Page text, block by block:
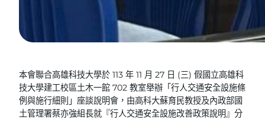
本會聯合高雄科技大學於 113 年 11 月 27 日 (三) 假國立高雄科
技大學建工校區土木一館 702 教室舉辦「行人交通安全設施條
例與施行細則」座談說明會，由高科大蘇育民教授及內政部國
土管理署蔡亦強組長就『行人交通安全設施改善政策說明』分